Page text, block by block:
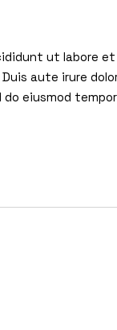
ut labore et
aute irure
eiusmod